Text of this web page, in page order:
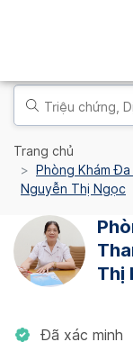
Trang chủ
Phòng Khám
Nguyễn Thị Ngọc
Thị
Đã xác minh